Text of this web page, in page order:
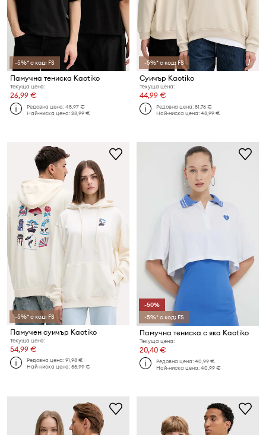
-5%* с код: FS
Памучна тениска Kaotiko
Текуща цена:
26,99 €
Редовна цена:45,97 €
Най-ниска цена:28,99 €
-5%* с код: FS
Суичър Kaotiko
Текуща цена:
44,99 €
Редовна цена:81,76 €
Най-ниска цена:48,99 €
-5%* с код: FS
Памучен суичър Kaotiko
Текуща цена:
54,99 €
Редовна цена:91,98 €
Най-ниска цена:55,99 €
-50%
-5%* с код: FS
Памучна тениска с яка Kaotiko
Текуща цена:
20,40 €
Редовна цена:40,99 €
Най-ниска цена:40,99 €